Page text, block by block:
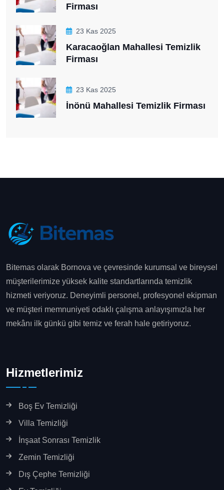
Firması
23 Kas 2025
Karacaoğlan Mahallesi Temizlik
Firması
23 Kas 2025
İnönü Mahallesi Temizlik Firması
Bitemas olarak Bornova ve çevresinde kurumsal ve bireysel
müşterilerimize yüksek kalite standartlarında temizlik
hizmeti veriyoruz. Deneyimli personel, profesyonel ekipman
ve müşteri memnuniyeti odaklı çalışma anlayışımızla her
mekânı ilk günkü gibi temiz ve ferah hale getiriyoruz.
Hizmetlerimiz
Boş Ev Temizliği
Villa Temizliği
İnşaat Sonrası Temizlik
Zemin Temizliği
Dış Çephe Temizliği